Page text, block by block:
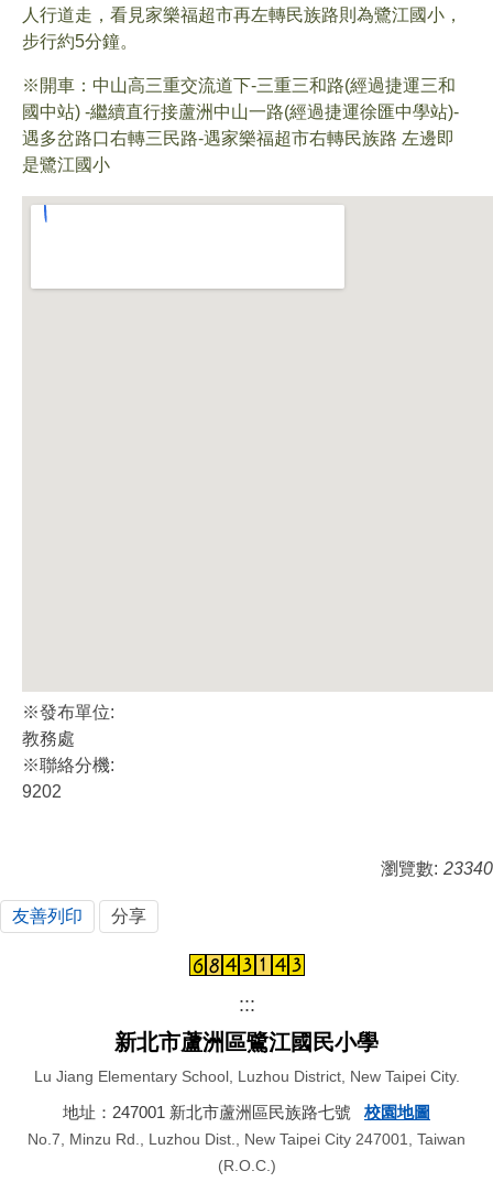
人行道走，看見家樂福超市再左轉民族路則為鷺江國小，
步行約5分鐘。
※開車：中山高三重交流道下-三重三和路(經過捷運三和
國中站) -繼續直行接蘆洲中山一路(經過捷運徐匯中學站)-
遇多岔路口右轉三民路-遇家樂福超市右轉民族路 左邊即
是鷺江國小
※發布單位:
教務處
※聯絡分機:
9202
瀏覽數: 23340
友善列印 分享
:::
新北市蘆洲區鷺江國民小學
Lu Jiang Elementary School, Luzhou District, New Taipei City.
地址：247001 新北市蘆洲區民族路七號 校園地圖
No.7, Minzu Rd., Luzhou Dist., New Taipei City 247001, Taiwan
(R.O.C.)